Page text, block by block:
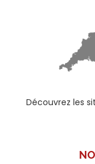
Découvrez les